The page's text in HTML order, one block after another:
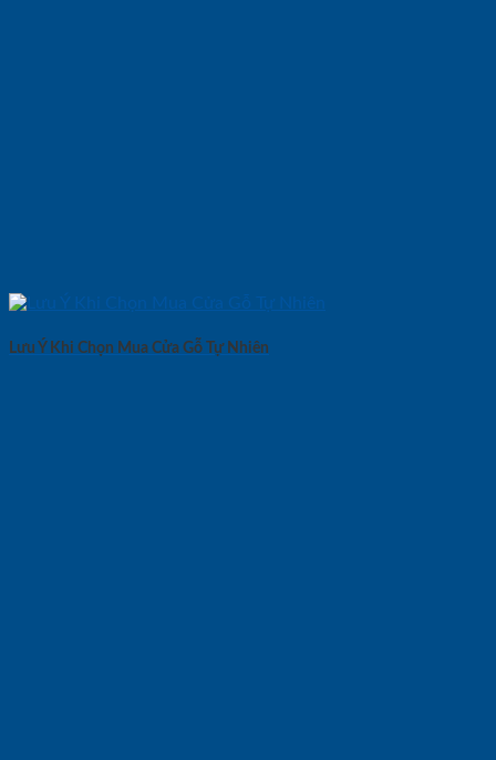
Lưu Ý Khi Chọn Mua Cửa Gỗ Tự Nhiên